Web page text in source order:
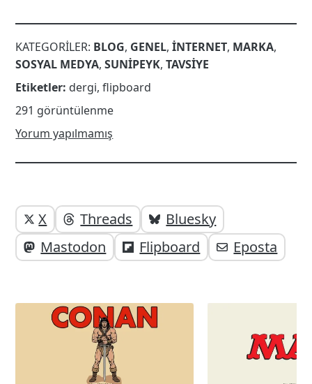
KATEGORILER: BLOG, GENEL,INTERNET, MARKA,
SOSYAL MEDYA,SUNIPEYK,TAVSIYE
Etiketler: dergi,flipboard
291 görüntülenme
Yorum yapılmamış
Yazı
altı
elemanları
Yazıyı
paylaşabilirsiniz;
X Threads
Bluesky
Mastodon
Flipboard Eposta